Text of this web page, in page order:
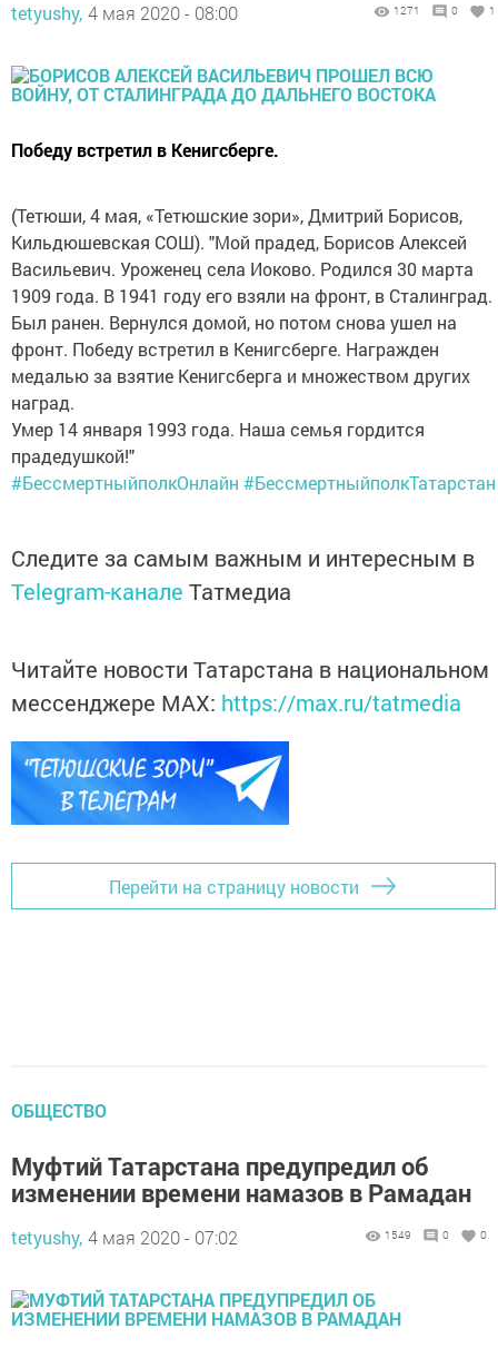
tetyushy, 4 мая 2020 - 08:00 1271 0 1
Победу встретил в Кенигсберге.
(Тетюши, 4 мая, «Тетюшские зори», Дмитрий Борисов,
Кильдюшевская СОШ). "Мой прадед, Борисов Алексей
Васильевич. Уроженец села Иоково. Родился 30 марта
1909 года. В 1941 году его взяли на фронт, в Сталинград.
Был ранен. Вернулся домой, но потом снова ушел на
фронт. Победу встретил в Кенигсберге. Награжден
медалью за взятие Кенигсберга и множеством других
наград.
Умер 14 января 1993 года. Наша семья гордится
прадедушкой!"
#БессмертныйполкОнлайн #БессмертныйполкТатарстан
Следите за самым важным и интересным в
Telegram-канале Татмедиа
Читайте новости Татарстана в национальном
мессенджере MАХ: https://max.ru/tatmedia
Перейти на страницу новости
ОБЩЕСТВО
Муфтий Татарстана предупредил об
изменении времени намазов в Рамадан
tetyushy, 4 мая 2020 - 07:02 1549 0 0